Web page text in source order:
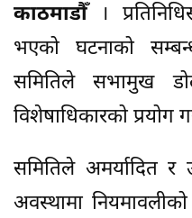
काठमाडौँ ।
भएको घटनाको
समितिले सभामुख
विशेषाधिकारको प्रयोग
समितिले अमर्यादित
अवस्थामा नियमावलीको